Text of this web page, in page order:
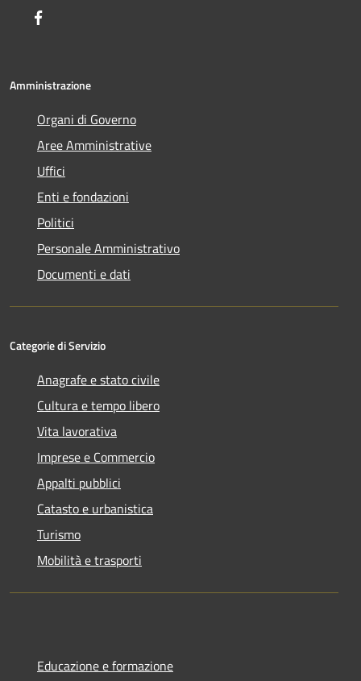
Amministrazione
Organi di Governo
Aree Amministrative
Uffici
Enti e fondazioni
Politici
Personale Amministrativo
Documenti e dati
Categorie di Servizio
Anagrafe e stato civile
Cultura e tempo libero
Vita lavorativa
Imprese e Commercio
Appalti pubblici
Catasto e urbanistica
Turismo
Mobilità e trasporti
Educazione e formazione